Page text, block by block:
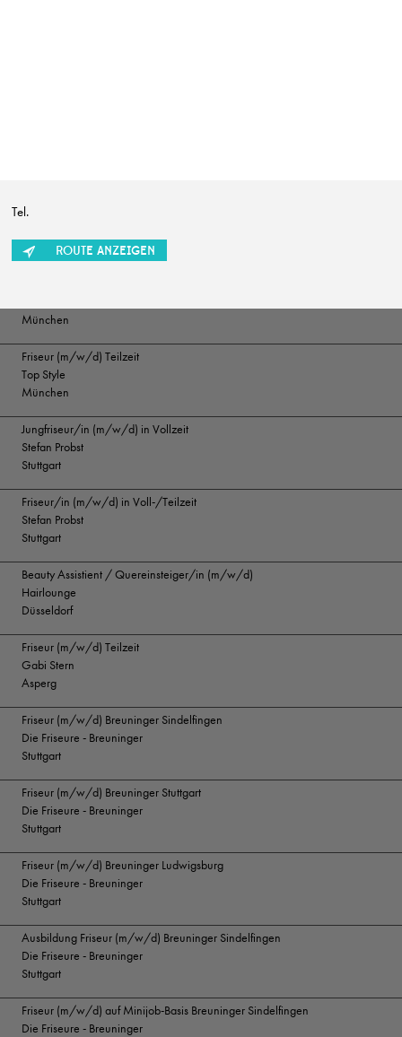
Friseur (w/m/d) in Vollzeit gesucht
Solms
München
Friseur (m/w/d) Teilzeit
Top Style
München
Jungfriseur/in (m/w/d) in Vollzeit
Stefan Probst
Stuttgart
Friseur/in (m/w/d) in Voll-/Teilzeit
Stefan Probst
Stuttgart
Beauty Assistient / Quereinsteiger/in (m/w/d)
Hairlounge
Düsseldorf
Friseur (m/w/d) Teilzeit
Gabi Stern
Asperg
Friseur (m/w/d) Breuninger Sindelfingen
Die Friseure - Breuninger
Stuttgart
Friseur (m/w/d) Breuninger Stuttgart
Die Friseure - Breuninger
Stuttgart
Friseur (m/w/d) Breuninger Ludwigsburg
Die Friseure - Breuninger
Stuttgart
Ausbildung Friseur (m/w/d) Breuninger Sindelfingen
Die Friseure - Breuninger
Stuttgart
Friseur (m/w/d) auf Minijob-Basis Breuninger Sindelfingen
Die Friseure - Breuninger
Tel.
ROUTE ANZEIGEN